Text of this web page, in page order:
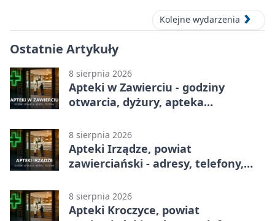
Kolejne wydarzenia
Ostatnie Artykuły
8 sierpnia 2026
Apteki w Zawierciu - godziny
otwarcia, dyżury, apteka
8 sierpnia 2026
Apteki Irządze, powiat
zawierciański - adresy, telefony,
8 sierpnia 2026
Apteki Kroczyce, powiat